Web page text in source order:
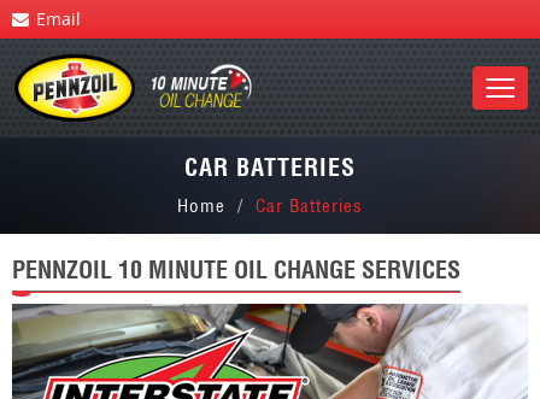
Email
CAR BATTERIES
Home Car Batteries
PENNZOIL 10 MINUTE OIL CHANGE SERVICES